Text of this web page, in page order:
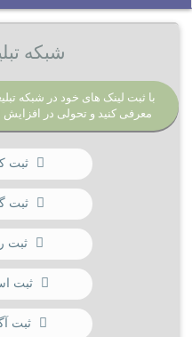
شبکه
با ثبت لینک های خود در شبکه
معرفی کنید و تحولی در افزایش
ثبت
ثبت
ثبت
ثبت
ثبت